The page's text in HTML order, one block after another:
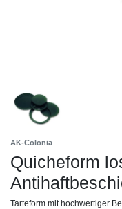
AK-Colonia
Quicheform
Tarteform mit hochwertiger